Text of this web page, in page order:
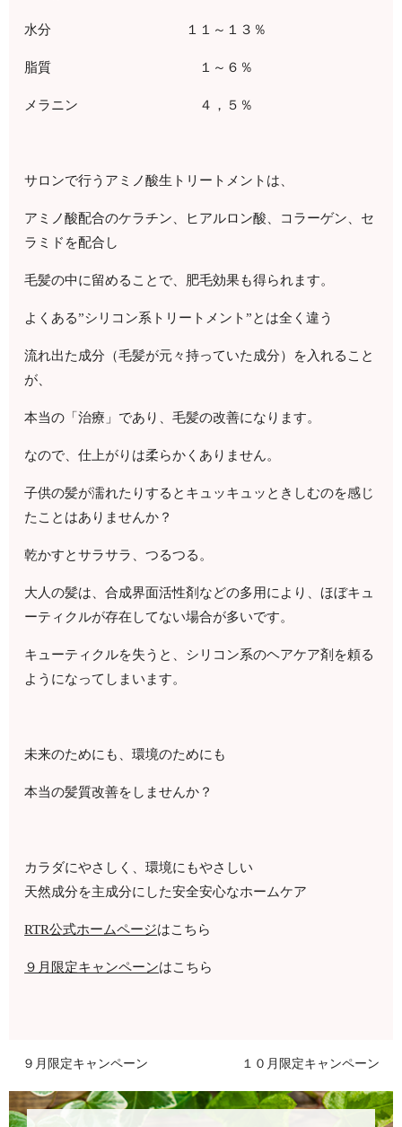
水分 １１～１３％
脂質 １～６％
メラニン ４，５％
サロンで行うアミノ酸生トリートメントは、
アミノ酸配合のケラチン、ヒアルロン酸、コラーゲン、セ
ラミドを配合し
毛髪の中に留めることで、肥毛効果も得られます。
よくある”シリコン系トリートメント”とは全く違う
流れ出た成分（毛髪が元々持っていた成分）を入れること
が、
本当の「治療」であり、毛髪の改善になります。
なので、仕上がりは柔らかくありません。
子供の髪が濡れたりするとキュッキュッときしむのを感じ
たことはありませんか？
乾かすとサラサラ、つるつる。
大人の髪は、合成界面活性剤などの多用により、ほぼキュ
ーティクルが存在してない場合が多いです。
キューティクルを失うと、シリコン系のヘアケア剤を頼る
ようになってしまいます。
未来のためにも、環境のためにも
本当の髪質改善をしませんか？
カラダにやさしく、環境にもやさしい
天然成分を主成分にした安全安心なホームケア
RTR公式ホームページはこちら
９月限定キャンペーンはこちら
９月限定キャンペーン １０月限定キャンペーン